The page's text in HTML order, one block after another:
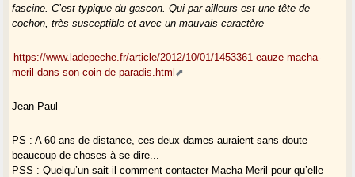
fascine. C’est typique du gascon. Qui par ailleurs est une tête de
cochon, très susceptible et avec un mauvais caractère
https://www.ladepeche.fr/article/2012/10/01/1453361-eauze-macha-
meril-dans-son-coin-de-paradis.html
Jean-Paul
PS : A 60 ans de distance, ces deux dames auraient sans doute
beaucoup de choses à se dire...
PSS : Quelqu’un sait-il comment contacter Macha Meril pour qu’elle